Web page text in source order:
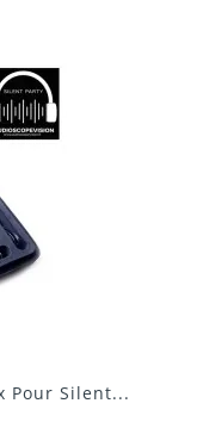
sans fil haute
location...